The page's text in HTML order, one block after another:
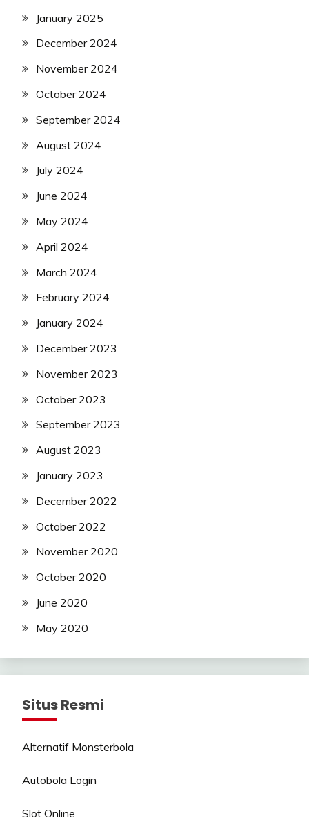
January 2025
December 2024
November 2024
October 2024
September 2024
August 2024
July 2024
June 2024
May 2024
April 2024
March 2024
February 2024
January 2024
December 2023
November 2023
October 2023
September 2023
August 2023
January 2023
December 2022
October 2022
November 2020
October 2020
June 2020
May 2020
Situs Resmi
Alternatif Monsterbola
Autobola Login
Slot Online